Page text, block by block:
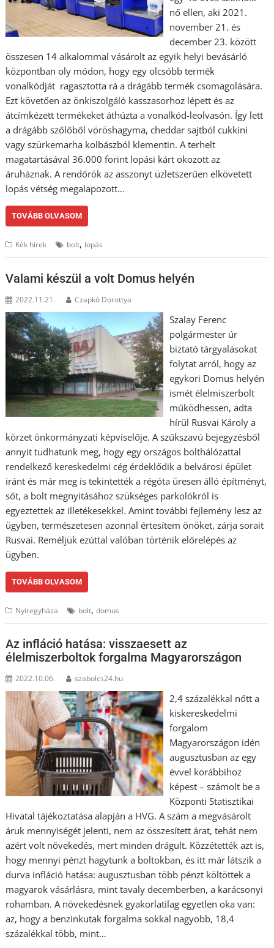
nő ellen, aki 2021.
november 21. és
december 23. között
összesen 14 alkalommal vásárolt az egyik helyi bevásárló
központban oly módon, hogy egy olcsóbb termék
vonalkódját ragasztotta rá a drágább termék csomagolására.
Ezt követően az önkiszolgáló kasszasorhoz lépett és az
átcímkézett termékeket áthúzta a vonalkód-leolvasón. Így lett
a drágább szőlőből vöröshagyma, cheddar sajtból cukkini
vagy szürkemarha kolbászból klementin. A terhelt
magatartásával 36.000 forint lopási kárt okozott az
áruháznak. A rendőrök az asszonyt üzletszerűen elkövetett
lopás vétség megalapozott…
TOVÁBB OLVASOM
Kék hírek bolt, lopás
Valami készül a volt Domus helyén
2022.11.21. Czapkó Dorottya
Szalay Ferenc
polgármester úr
biztató tárgyalásokat
folytat arról, hogy az
egykori Domus helyén
ismét élelmiszerbolt
működhessen, adta
hírül Rusvai Károly a
körzet önkormányzati képviselője. A szűkszavú bejegyzésből
annyit tudhatunk meg, hogy egy országos bolthálózattal
rendelkező kereskedelmi cég érdeklődik a belvárosi épület
iránt és már meg is tekintették a régóta üresen álló építményt,
sőt, a bolt megnyitásához szükséges parkolókról is
egyeztettek az illetékesekkel. Amint további fejlemény lesz az
ügyben, természetesen azonnal értesítem önöket, zárja sorait
Rusvai. Reméljük ezúttal valóban történik előrelépés az
ügyben.
TOVÁBB OLVASOM
Nyíregyháza bolt,domus
Az infláció hatása: visszaesett az
élelmiszerboltok forgalma Magyarországon
2022.10.06. szabolcs24.hu
2,4 százalékkal nőtt a
kiskereskedelmi
forgalom
Magyarországon idén
augusztusban az egy
évvel korábbihoz
képest – számolt be a
Központi Statisztikai
Hivatal tájékoztatása alapján a HVG. A szám a megvásárolt
áruk mennyiségét jelenti, nem az összesített árat, tehát nem
azért volt növekedés, mert minden drágult. Közzétették azt is,
hogy mennyi pénzt hagytunk a boltokban, és itt már látszik a
durva infláció hatása: augusztusban több pénzt költöttek a
magyarok vásárlásra, mint tavaly decemberben, a karácsonyi
rohamban. A növekedésnek gyakorlatilag egyetlen oka van:
az, hogy a benzinkutak forgalma sokkal nagyobb, 18,4
százalékkal több, mint…